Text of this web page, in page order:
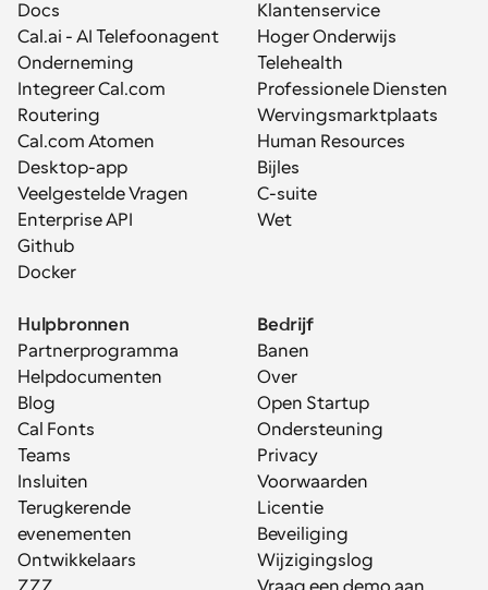
Docs
Cal.ai - AI Telefoonagent
Onderneming
Integreer Cal.com
Routering
Cal.com Atomen
Desktop-app
Veelgestelde Vragen
Enterprise API
Github
Docker
Klantenservice
Hoger Onderwijs
Telehealth
Professionele Diensten
Wervingsmarktplaats
Human Resources
Bijles
C-suite
Wet
Hulpbronnen
Partnerprogramma
Helpdocumenten
Blog
Cal Fonts
Teams
Insluiten
Terugkerende
evenementen
Ontwikkelaars
Bedrijf
Banen
Over
Open Startup
Ondersteuning
Privacy
Voorwaarden
Licentie
Beveiliging
Wijzigingslog